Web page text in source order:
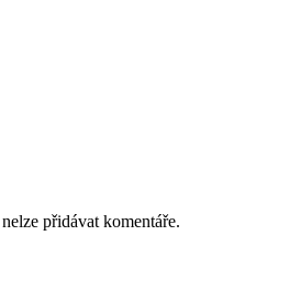
přidávat komentáře.